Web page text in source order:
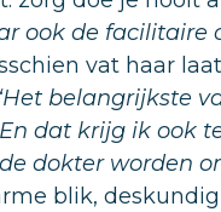
ook de facilitaire
vat haar
‘Het belangrijkste
dat krijg ik ook
dokter worden
blik,